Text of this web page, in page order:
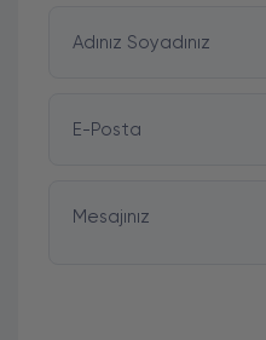
Adınız Soyadınız
E-Posta
Mesajınız